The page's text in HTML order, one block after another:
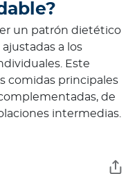
un patrón dietético
a los
Este
comidas principales
de
intermedias.